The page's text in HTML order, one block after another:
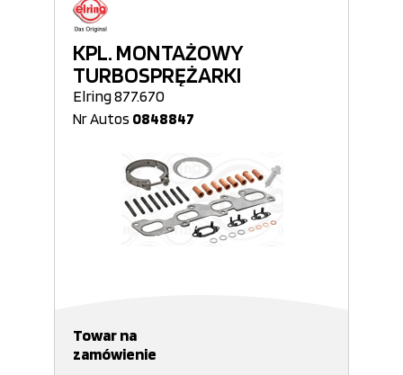
KPL. MONTAŻOWY
TURBOSPRĘŻARKI
Elring 877.670
Nr Autos 0848847
Towar na
zamówienie